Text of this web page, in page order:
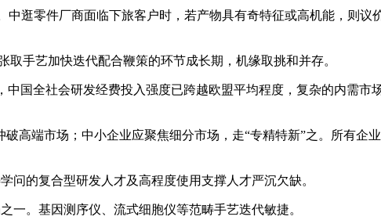
零件厂商面临下旅客户时，若产物具有奇特征或高机能，则议
手艺加快迭代配合鞭策的环节成长期，机缘取挑和并存。
全社会研发经费投入强度已跨越欧盟平均程度，复杂的内需市
端市场；中小企业应聚焦细分市场，走“专精特新”之。所有企
的复合型研发人才及高程度使用支撑人才严沉欠缺。
。基因测序仪、流式细胞仪等范畴手艺迭代敏捷。